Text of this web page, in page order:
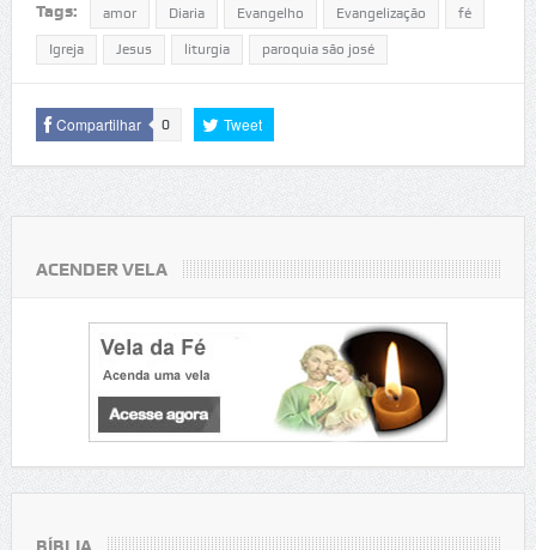
Tags: amor Diaria Evangelho Evangelização fé
Igreja Jesus liturgia paroquia são josé
Compartilhar 0 Tweet
ACENDER VELA